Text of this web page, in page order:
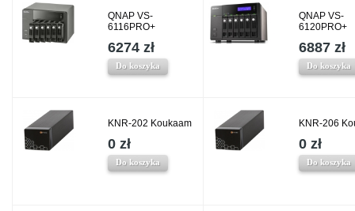
QNAP VS-
6116PRO+
6274 zł
Do koszyka
QNAP VS-
6120PRO+
6887 zł
Do koszyka
KNR-202 Koukaam
0 zł
Do koszyka
KNR-206
0 zł
Do koszyka